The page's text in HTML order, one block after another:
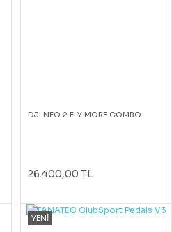
DJI NEO 2 FLY MORE COMBO
26.400,00 TL
YENİ